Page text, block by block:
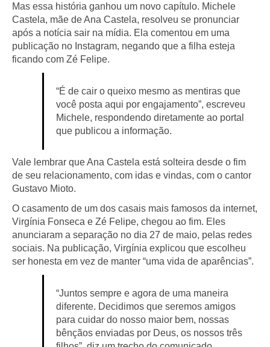
Mas essa história ganhou um novo capítulo. Michele
Castela, mãe de Ana Castela, resolveu se pronunciar
após a notícia sair na mídia. Ela comentou em uma
publicação no Instagram, negando que a filha esteja
ficando com Zé Felipe.
“É de cair o queixo mesmo as mentiras que
você posta aqui por engajamento”, escreveu
Michele, respondendo diretamente ao portal
que publicou a informação.
Vale lembrar que Ana Castela está solteira desde o fim
de seu relacionamento, com idas e vindas, com o cantor
Gustavo Mioto.
O casamento de um dos casais mais famosos da internet,
Virgínia Fonseca e Zé Felipe, chegou ao fim. Eles
anunciaram a separação no dia 27 de maio, pelas redes
sociais. Na publicação, Virgínia explicou que escolheu
ser honesta em vez de manter “uma vida de aparências”.
“Juntos sempre e agora de uma maneira
diferente. Decidimos que seremos amigos
para cuidar do nosso maior bem, nossas
bênçãos enviadas por Deus, os nossos três